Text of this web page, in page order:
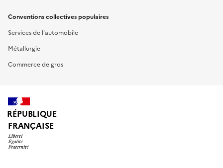
Conventions collectives populaires
Services de l'automobile
Métallurgie
Commerce de gros
RÉPUBLIQUE
FRANÇAISE